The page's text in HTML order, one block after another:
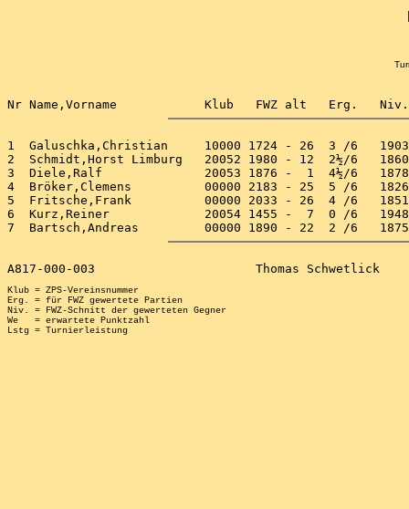
1  Galuschka,Christian     10000 1724 - 26  3 /6
2  Schmidt,Horst Limburg   20052 1980 - 12  2½/6
3  Diele,Ralf              20053 1876 -  1  4½/6   1878
4  Bröker,Clemens          00000 2183 - 25  5 /6
5  Fritsche,Frank          00000 2033 - 26  4 /6   1851
6  Kurz,Reiner             20054 1455 -  7  0 /6   1948
Klub = ZPS-Vereinsnummer
Erg. = für FWZ gewertete Partien
Niv. = FWZ-Schnitt der gewerteten Gegner
We   = erwartete Punktzahl